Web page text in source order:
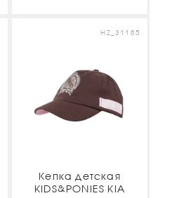
HZ_31185
Кепка детская
KIDS&PONIES KIA